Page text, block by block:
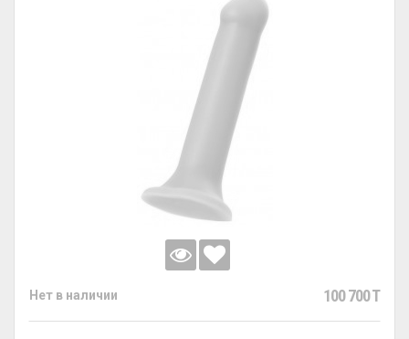
Нет в наличии 100 700 T